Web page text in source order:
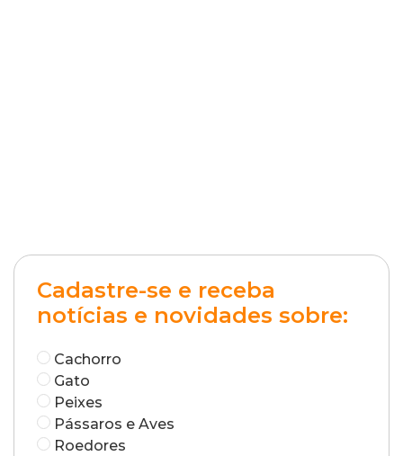
Cadastre-se e receba
notícias e novidades sobre:
Cachorro
Gato
Peixes
Pássaros e Aves
Roedores